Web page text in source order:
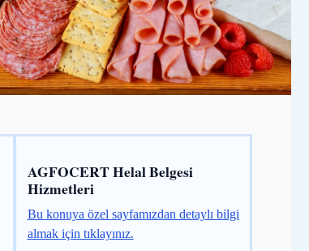
AGFOCERT Helal Belgesi
Hizmetleri
Bu konuya özel sayfamızdan detaylı bilgi
almak için tıklayınız.